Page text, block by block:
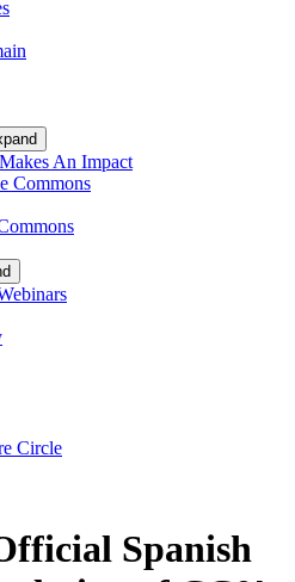
An Impact
Commons
Circle
Spanish